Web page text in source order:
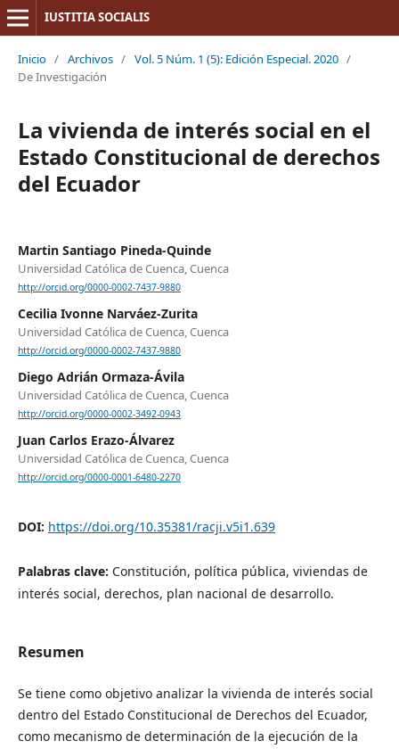
IUSTITIA SOCIALIS
Inicio / Archivos / Vol. 5 Núm. 1 (5): Edición Especial. 2020 /
De Investigación
La vivienda de interés social en el
Estado Constitucional de derechos
del Ecuador
Martin Santiago Pineda-Quinde
Universidad Católica de Cuenca, Cuenca
http://orcid.org/0000-0002-7437-9880
Cecilia Ivonne Narváez-Zurita
Universidad Católica de Cuenca, Cuenca
http://orcid.org/0000-0002-7437-9880
Diego Adrián Ormaza-Ávila
Universidad Católica de Cuenca, Cuenca
http://orcid.org/0000-0002-3492-0943
Juan Carlos Erazo-Álvarez
Universidad Católica de Cuenca, Cuenca
http://orcid.org/0000-0001-6480-2270
DOI: https://doi.org/10.35381/racji.v5i1.639
Palabras clave: Constitución, política pública, viviendas de
interés social, derechos, plan nacional de desarrollo.
Resumen
Se tiene como objetivo analizar la vivienda de interés social
dentro del Estado Constitucional de Derechos del Ecuador,
como mecanismo de determinación de la ejecución de la